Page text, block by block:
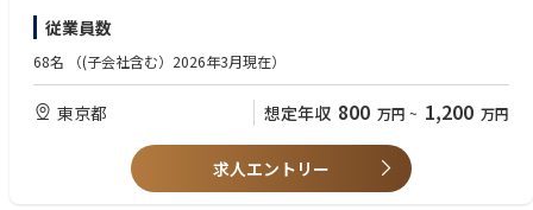
■顧客向け
特定保健指導対象者プロダクト：Tonoel アプリ
■社内向け
特定保健指導運用システム
【仕事のやりがい】
2008年から始まった特定保健指導は、まだまだ業界課題が多くあります。
日常業務を通じてその課題解決を行うこと、また弊社代表が業界の理事を
単なる機能開発にとどまらず、制度や市場・技術を踏まえたプロダクト構
想、開発方針やロードマップ策定などの上流工程から、開発チームの組
成・マネジメント、実運用まで、経営陣と並走しながら高い視座でプロダ
分散型電源運用プラットフォーム「ELIC」シリーズのプロダクト開発・マ
ネジメント全般
下記領域に関する知見や経験をお持ちの方を歓迎いたします。
<技術系>
-クラウド・AI・制御システム等のソフトウェア開発経験
-IoT機器やEMS機器の開発経験
<ドメイン系>
-再エネ、蓄電池、VPP等、国内外の電力業界に関する知見
<マネジメント系>
-BtoB領域におけるプロジェクトマネジメント経験
-オフショア開発スタッフとの英語でのプロダクト開発経験
従業員数
68名 （(子会社含む）2026年3月現在）
東京都 想定年収 800 万円 ~ 1,200 万円
求人エントリー